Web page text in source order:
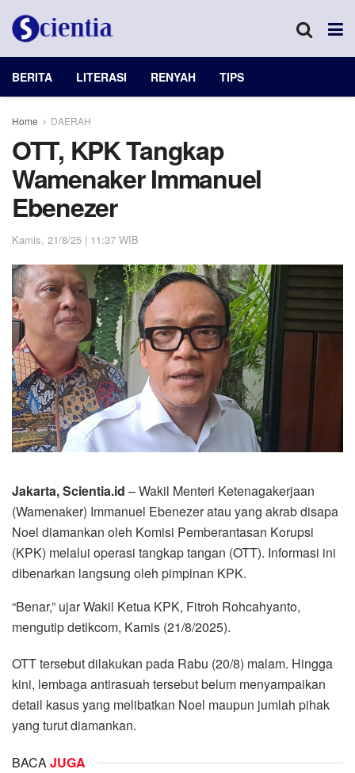
BERITA LITERASI RENYAH TIPS
Home DAERAH
OTT, KPK Tangkap
Wamenaker Immanuel
Ebenezer
Kamis, 21/8/25 | 11:37 WIB
Jakarta, Scientia.id – Wakil Menteri Ketenagakerjaan
(Wamenaker) Immanuel Ebenezer atau yang akrab disapa
Noel diamankan oleh Komisi Pemberantasan Korupsi
(KPK) melalui operasi tangkap tangan (OTT). Informasi ini
dibenarkan langsung oleh pimpinan KPK.
“Benar,” ujar Wakil Ketua KPK, Fitroh Rohcahyanto,
mengutip detikcom, Kamis (21/8/2025).
OTT tersebut dilakukan pada Rabu (20/8) malam. Hingga
kini, lembaga antirasuah tersebut belum menyampaikan
detail kasus yang melibatkan Noel maupun jumlah pihak
yang turut diamankan.
BACAJUGA